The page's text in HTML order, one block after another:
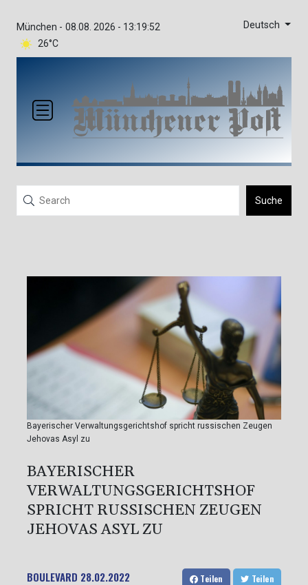
München -
26°C
08.08. 2026 - 13:19:52 Deutsch
Suche
Bayerischer Verwaltungsgerichtshof spricht russischen Zeugen
Jehovas Asyl zu
BAYERISCHER
VERWALTUNGSGERICHTSHOF
SPRICHT RUSSISCHEN ZEUGEN
JEHOVAS ASYL ZU
BOULEVARD 28.02.2022 Teilen Teilen